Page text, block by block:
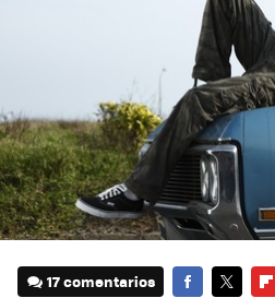
17 comentarios